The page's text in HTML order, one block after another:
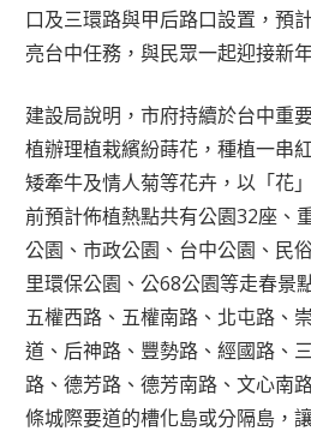
口及三環路與甲后路口設置，預
亮台中任務，與民眾一起迎接新
建設局說明，市府持續於台中重
植辦理植栽繽紛蒔花，種植一串
矮牽牛及情人菊等花卉，以「花
前預計佈植熱點共有公園32座、
公園、市政公園、台中公園、民
里環保公園、公68公園等走春景
五權西路、五權南路、北屯路、
道、后神路、豐勢路、經國路、
路、德芳路、德芳南路、文心南
條城際要道的槽化島或分隔島，